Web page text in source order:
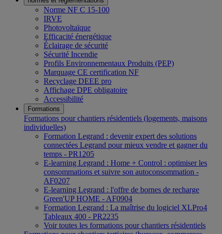
Norme NF C 15-100
IRVE
Photovoltaïque
Efficacité énergétique
Éclairage de sécurité
Sécurité Incendie
Profils Environnementaux Produits (PEP)
Marquage CE certification NF
Recyclage DEEE pro
Affichage DPE obligatoire
Accessibilité
Formations
Formations pour chantiers résidentiels (logements, maisons
individuelles)
Formation Legrand : devenir expert des solutions
connectées Legrand pour mieux vendre et gagner du
temps - PR1205
E-learning Legrand : Home + Control : optimiser les
consommations et suivre son autoconsommation -
AF0207
E-learning Legrand : l'offre de bornes de recharge
Green'UP HOME - AF0904
Formation Legrand : La maîtrise du logiciel XLPro4
Tableaux 400 - PR2235
Voir toutes les formations pour chantiers résidentiels